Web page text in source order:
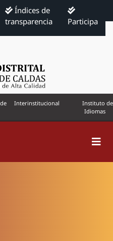
Índices de
transparencia
Participa
Interinstitucional
Instituto de
Idiomas